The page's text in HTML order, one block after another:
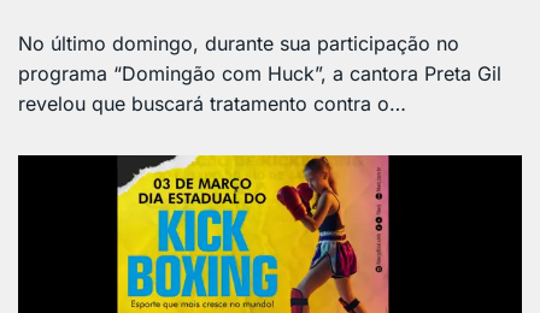
No último domingo, durante sua participação no
programa “Domingão com Huck”, a cantora Preta Gil
revelou que buscará tratamento contra o…